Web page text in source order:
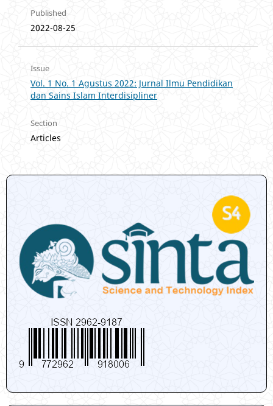
Published
2022-08-25
Issue
Vol. 1 No. 1 Agustus 2022: Jurnal Ilmu Pendidikan
dan Sains Islam Interdisipliner
Section
Articles